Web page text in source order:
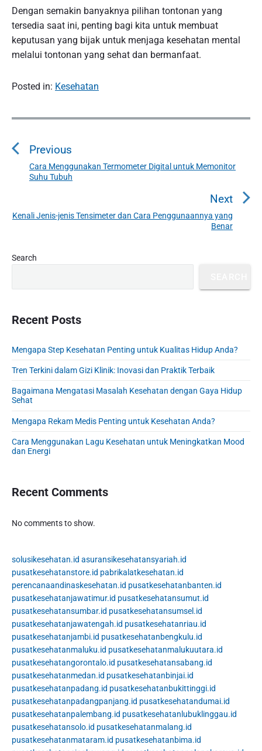
Dengan semakin banyaknya pilihan tontonan yang
tersedia saat ini, penting bagi kita untuk membuat
keputusan yang bijak untuk menjaga kesehatan mental
melalui tontonan yang sehat dan bermanfaat.
Posted in: Kesehatan
P
s
v
a
i
n
Previous
P
r
v
u
Cara Menggunakan Termometer Digital untuk Memonitor
Suhu Tubuh
Next
e
o
Kenali Jenis-jenis Tensimeter dan Cara Penggunaannya yang
Benar
P
r
i
d
b
a
r
Search
Recent Posts
Mengapa Step Kesehatan Penting untuk Kualitas Hidup Anda?
Tren Terkini dalam Gizi Klinik: Inovasi dan Praktik Terbaik
Bagaimana Mengatasi Masalah Kesehatan dengan Gaya Hidup
Sehat
Mengapa Rekam Medis Penting untuk Kesehatan Anda?
Cara Menggunakan Lagu Kesehatan untuk Meningkatkan Mood
dan Energi
Recent Comments
No comments to show.
solusikesehatan.id asuransikesehatansyariah.id
pusatkesehatanstore.id pabrikalatkesehatan.id
perencanaandinaskesehatan.id pusatkesehatanbanten.id
pusatkesehatanjawatimur.id pusatkesehatansumut.id
pusatkesehatansumbar.id pusatkesehatansumsel.id
pusatkesehatanjawatengah.id pusatkesehatanriau.id
pusatkesehatanjambi.id pusatkesehatanbengkulu.id
pusatkesehatanmaluku.id pusatkesehatanmalukuutara.id
pusatkesehatangorontalo.id pusatkesehatansabang.id
pusatkesehatanmedan.id pusatkesehatanbinjai.id
pusatkesehatanpadang.id pusatkesehatanbukittinggi.id
pusatkesehatanpadangpanjang.id pusatkesehatandumai.id
pusatkesehatanpalembang.id pusatkesehatanlubuklinggau.id
pusatkesehatansolo.id pusatkesehatanmalang.id
pusatkesehatanmataram.id pusatkesehatanbima.id